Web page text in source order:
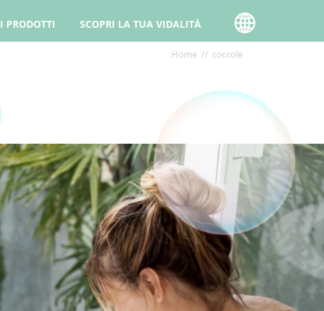
I PRODOTTI SCOPRI LA TUA VIDALITÀ
Briciole
pane
Home coccole